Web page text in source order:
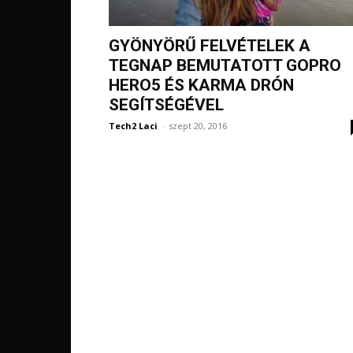
GYÖNYÖRŰ FELVÉTELEK A
TEGNAP BEMUTATOTT GOPRO
HERO5 ÉS KARMA DRÓN
SEGÍTSÉGÉVEL
Tech2 Laci - szept 20, 2016